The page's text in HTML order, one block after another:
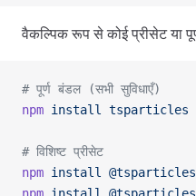
वैकल्पिक रूप से कोई प्रीसेट या
# पूर्ण बंडल (सभी सुविधाएँ)
npm install tsparticles
# विशिष्ट प्रीसेट
npm install
npm install